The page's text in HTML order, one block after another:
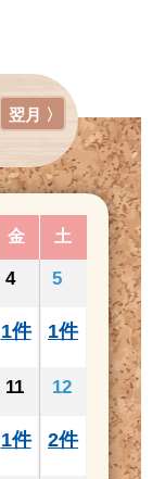
翌月 〉
金 土
4
1件
5
1件
11
1件
12
2件